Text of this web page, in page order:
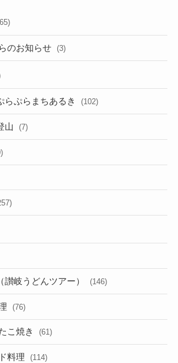
のお知らせ (3)
らぷらまちあるき (102)
山 (7)
讃岐うどんツアー） (146)
(76)
こ焼き (61)
料理 (114)